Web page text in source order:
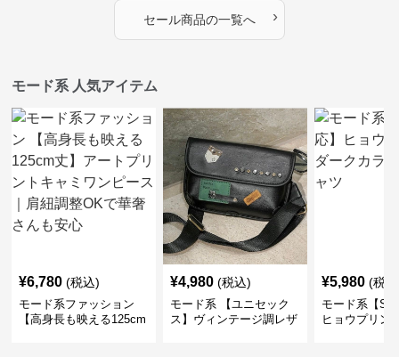
セール商品の一覧へ ›
モード系 人気アイテム
¥6,780 (税込)
モード系ファッション
【高身長も映える125cm
¥4,980 (税込)
モード系 【ユニセック
ス】ヴィンテージ調レザ
¥5,980 (税
モード系【S
ヒョウプリン